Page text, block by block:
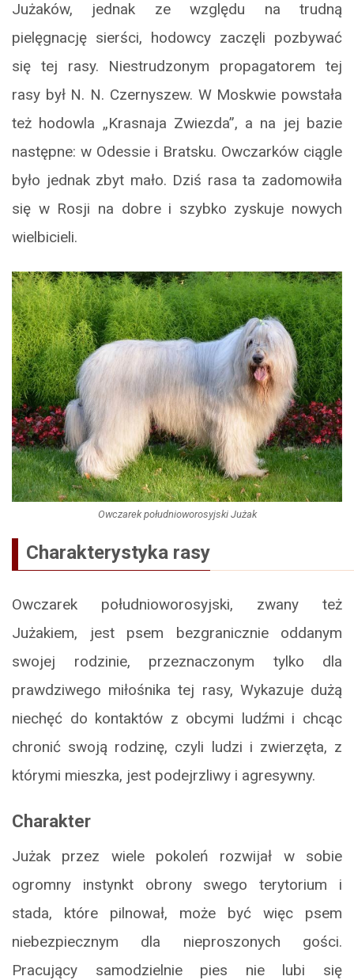
Jużaków, jednak ze względu na trudną
pielęgnację sierści, hodowcy zaczęli pozbywać
się tej rasy. Niestrudzonym propagatorem tej
rasy był N. N. Czernyszew. W Moskwie powstała
też hodowla „Krasnaja Zwiezda”, a na jej bazie
następne: w Odessie i Bratsku. Owczarków ciągle
było jednak zbyt mało. Dziś rasa ta zadomowiła
się w Rosji na dobre i szybko zyskuje nowych
wielbicieli.
Owczarek południoworosyjski Jużak
Charakterystyka rasy
Owczarek południoworosyjski, zwany też
Jużakiem, jest psem bezgranicznie oddanym
swojej rodzinie, przeznaczonym tylko dla
prawdziwego miłośnika tej rasy, Wykazuje dużą
niechęć do kontaktów z obcymi ludźmi i chcąc
chronić swoją rodzinę, czyli ludzi i zwierzęta, z
którymi mieszka, jest podejrzliwy i agresywny.
Charakter
Jużak przez wiele pokoleń rozwijał w sobie
ogromny instynkt obrony swego terytorium i
stada, które pilnował, może być więc psem
niebezpiecznym dla nieproszonych gości.
Pracujący samodzielnie pies nie lubi się